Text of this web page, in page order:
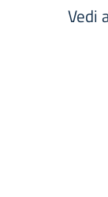
Vedi